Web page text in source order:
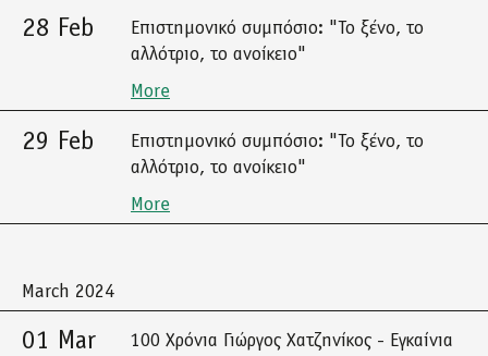
28 Feb
Επιστημονικό συμπόσιο: "Το ξένο, το
αλλότριο, το ανοίκειο"
More
29 Feb
Επιστημονικό συμπόσιο: "Το ξένο, το
αλλότριο, το ανοίκειο"
More
March 2024
01 Mar
100 Χρόνια Γιώργος Χατζηνίκος - Εγκαίνια